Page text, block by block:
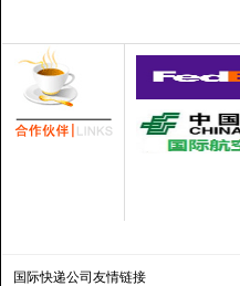
国际快递公司 友情链接